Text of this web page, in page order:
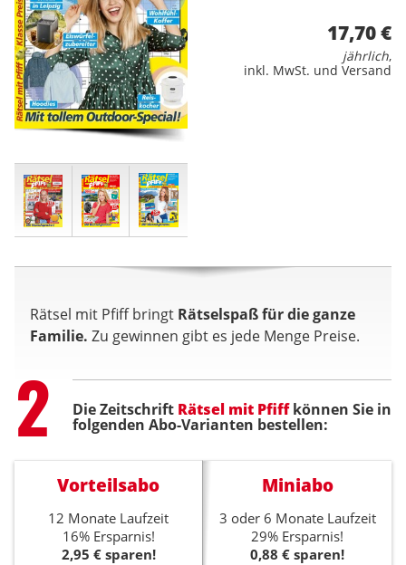
17,70 €
jährlich,
inkl. MwSt. und Versand
Rätsel mit Pfiff bringt Rätselspaß für die ganze
Familie. Zu gewinnen gibt es jede Menge Preise.
Step
2 Die Zeitschrift Rätsel mit Pfiffkönnen Sie in
folgenden Abo-Varianten bestellen:
Vorteilsabo
12 Monate Laufzeit
16% Ersparnis!
2,95 € sparen!
Miniabo
3 oder 6 Monate Laufzeit
29% Ersparnis!
0,88 € sparen!